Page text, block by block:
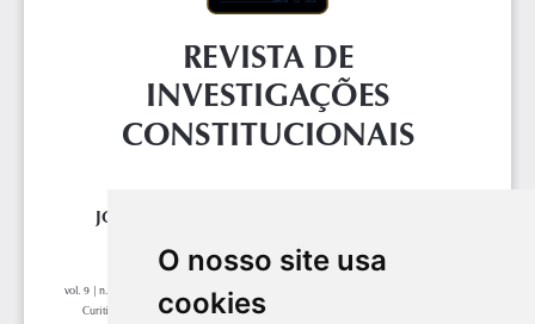
O nosso site usa
cookies